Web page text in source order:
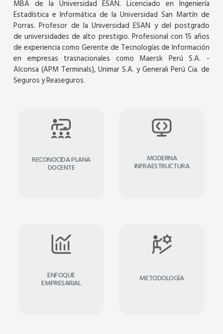
MBA de la Universidad ESAN. Licenciado en Ingeniería
Estadística e Informática de la Universidad San Martín de
Porras. Profesor de la Universidad ESAN y del postgrado
de universidades de alto prestigio. Profesional con 15 años
de experiencia como Gerente de Tecnologías de Información
en empresas trasnacionales como Maersk Perú S.A. -
Alconsa (APM Terminals), Unimar S.A. y Generali Perú Cia. de
Seguros y Reaseguros.
RECONOCIDA PLANA
DOCENTE
MODERNA
INFRAESTRUCTURA
ENFOQUE
EMPRESARIAL METODOLOGÍA